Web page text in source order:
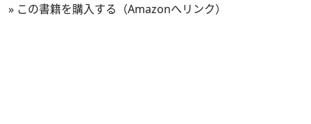
» この書籍を購入する（Amazonへリンク）